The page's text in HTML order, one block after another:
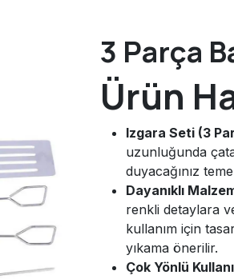
3 Parça
Ürün
Izgara Seti (3
uzunluğunda
duyacağınız
Dayanıklı
renkli detaylara
kullanım için
yıkama önerilir.
Çok Yönlü